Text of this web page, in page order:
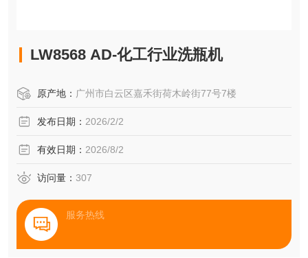
LW8568 AD-化工行业洗瓶机
原产地： 广州市白云区嘉禾街荷木岭街77号7楼
发布日期： 2026/2/2
有效日期： 2026/8/2
访问量： 307
服务热线